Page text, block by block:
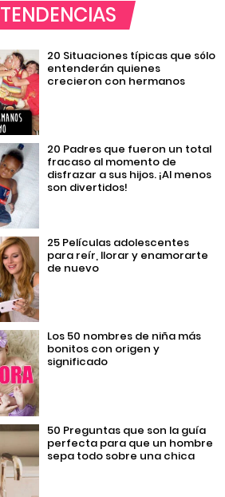
TENDENCIAS
20 Situaciones típicas que sólo
entenderán quienes
crecieron con hermanos
20 Padres que fueron un total
fracaso al momento de
disfrazar a sus hijos. ¡Al menos
son divertidos!
25 Películas adolescentes
para reír, llorar y enamorarte
de nuevo
Los 50 nombres de niña más
bonitos con origen y
significado
50 Preguntas que son la guía
perfecta para que un hombre
sepa todo sobre una chica